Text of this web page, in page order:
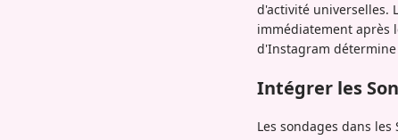
d'activité universelles.
immédiatement après
d'Instagram
Intégrer les
Les sondages dans